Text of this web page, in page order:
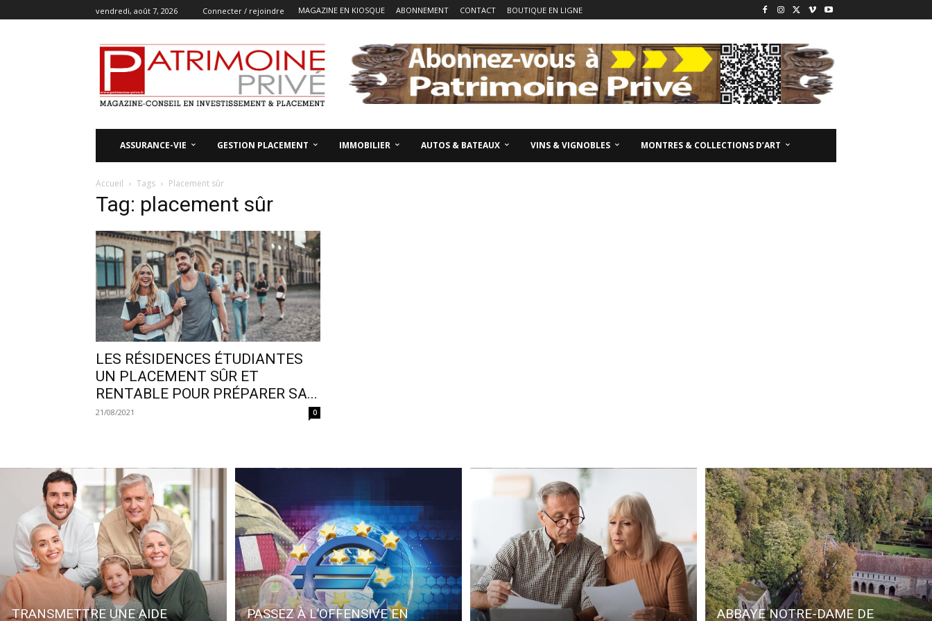
vendredi, août 7, 2026 Connecter / rejoindre MAGAZINE EN KIOSQUE ABONNEMENT CONTACT BOUTIQUE EN LIGNE
ASSURANCE-VIE GESTION PLACEMENT IMMOBILIER AUTOS & BATEAUX VINS & VIGNOBLES MONTRES & COLLECTIONS D’ART
Accueil Tags Placement sûr
Tag: placement sûr
LES RÉSIDENCES ÉTUDIANTES
UN PLACEMENT SÛR ET
RENTABLE POUR PRÉPARER SA...
21/08/2021 0
TRANSMETTRE UNE AIDE PASSEZ À L’OFFENSIVE EN ABBAYE NOTRE-DAME DE